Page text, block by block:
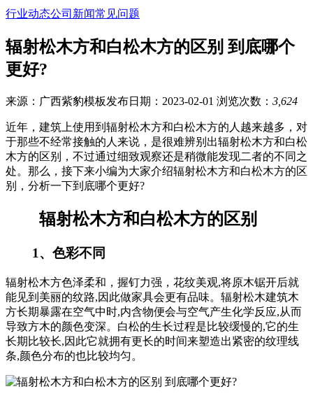
行业动态公司新闻常见问题
辐射松木方和白松木方的区别 到底哪个
更好?
来源：广西紫豹模板发布日期：2023-02-01 浏览次数： 3,624
近年，建筑上使用到辐射松木方和白松木方的人越来越多，对
于那些不经常接触的人来说，是很难辨别出辐射松木方和白松
木方的区别，不过通过细致观察还是稍微能发现二者的不同之
处。那么，接下来小编为大家介绍辐射松木方和白松木方的区
别，分析一下到底哪个更好?
辐射松木方和白松木方的区别
1、色彩不同
辐射松木方色泽柔和，握钉力强，花纹美观,将原木锯开后就
能见到美丽的纹路,因此做家具会更有品味。辐射松木建筑木
方长期暴露在空气中时,内含物便会与空气产生化学反应,从而
导致方木的颜色变深。白松的生长过程是比较缓慢的,它的生
长期比较长,因此它就拥有更长的时间来塑造出紧密的纹理线
条,颜色分布的也比较均匀。